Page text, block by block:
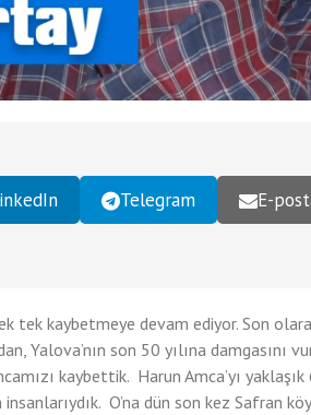
Telegram
E-
tek kaybetmeye devam ediyor. Son
Yalova’nın son 50 yılına damgasını
kaybettik. Harun Amca’yı yaklaşık
O’na dün son kez Safran